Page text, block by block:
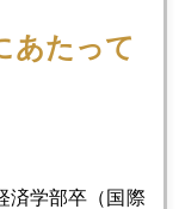
て森を見ず、と
のゴルフ場は２
自然の成長力と
ことはなかっ
あたって
済学部卒（国際